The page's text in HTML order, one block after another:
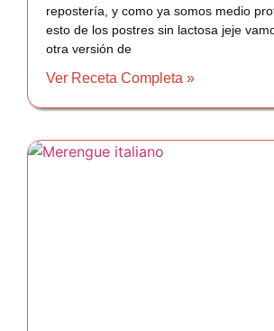
repostería, y como ya somos medio
esto de los postres sin lactosa jeje
otra versión de
Ver Receta Completa »